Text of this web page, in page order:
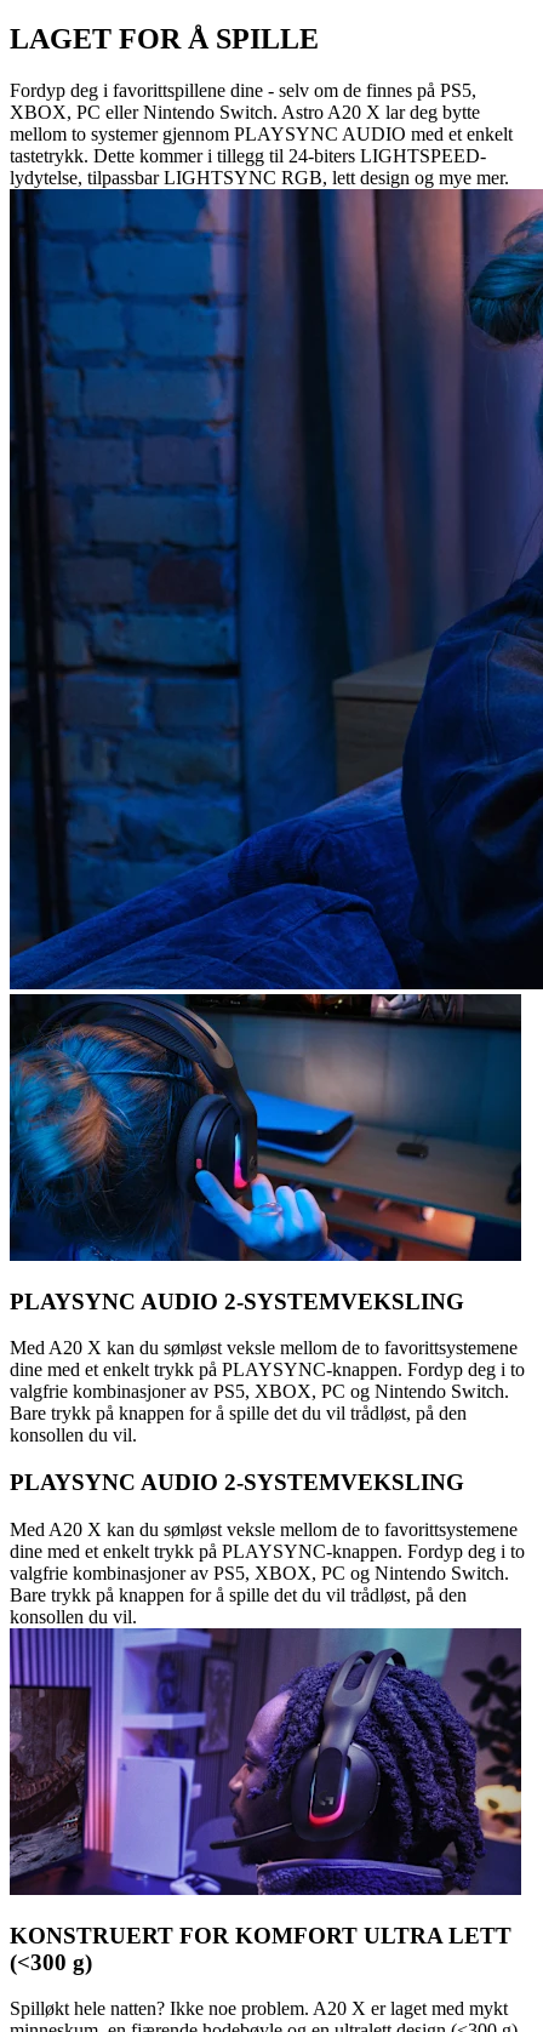
LAGET FOR Å SPILLE
Fordyp deg i favorittspillene dine - selv om de finnes på PS5,
XBOX, PC eller Nintendo Switch. Astro A20 X lar deg bytte
mellom to systemer gjennom PLAYSYNC AUDIO med et enkelt
tastetrykk. Dette kommer i tillegg til 24-biters LIGHTSPEED-
lydytelse, tilpassbar LIGHTSYNC RGB, lett design og mye mer.
PLAYSYNC AUDIO 2-SYSTEMVEKSLING
Med A20 X kan du sømløst veksle mellom de to favorittsystemene
dine med et enkelt trykk på PLAYSYNC-knappen. Fordyp deg i to
valgfrie kombinasjoner av PS5, XBOX, PC og Nintendo Switch.
Bare trykk på knappen for å spille det du vil trådløst, på den
konsollen du vil.
PLAYSYNC AUDIO 2-SYSTEMVEKSLING
Med A20 X kan du sømløst veksle mellom de to favorittsystemene
dine med et enkelt trykk på PLAYSYNC-knappen. Fordyp deg i to
valgfrie kombinasjoner av PS5, XBOX, PC og Nintendo Switch.
Bare trykk på knappen for å spille det du vil trådløst, på den
konsollen du vil.
KONSTRUERT FOR KOMFORT ULTRA LETT
(<300 g)
Spilløkt hele natten? Ikke noe problem. A20 X er laget med mykt